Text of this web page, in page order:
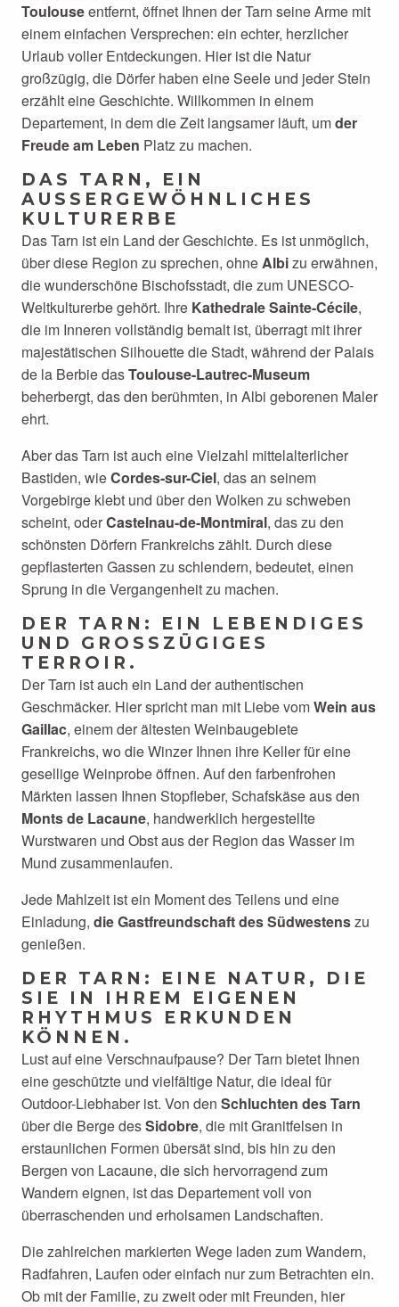
Toulouseentfernt, öffnet Ihnen der Tarn seine Arme mit
einem einfachen Versprechen: ein echter, herzlicher
Urlaub voller Entdeckungen. Hier ist die Natur
großzügig, die Dörfer haben eine Seele und jeder Stein
erzählt eine Geschichte. Willkommen in einem
Departement, in dem die Zeit langsamer läuft, umder
Freude am Leben Platz zu machen.
DAS TARN, EIN
AUSSERGEWÖHNLICHES K
ULTURERBE
Das Tarn ist ein Land der Geschichte. Es ist unmöglich,
über diese Region zu sprechen, ohneAlbizu erwähnen,
die wunderschöne Bischofsstadt, die zum UNESCO-
Weltkulturerbe gehört. Ihre Kathedrale Sainte-Cécile,
die im Inneren vollständig bemalt ist, überragt mit ihrer
majestätischen Silhouette die Stadt, während der Palais
de la Berbie dasToulouse-Lautrec-Museum
beherbergt, das den berühmten, in Albi geborenen Maler
ehrt.
Aber das Tarn ist auch eine Vielzahl mittelalterlicher
Bastiden, wieCordes-sur-Ciel, das an seinem
Vorgebirge klebt und über den Wolken zu schweben
scheint, oderCastelnau-de-Montmiral, das zu den
schönsten Dörfern Frankreichs zählt. Durch diese
gepflasterten Gassen zu schlendern, bedeutet, einen
Sprung in die Vergangenheit zu machen.
DER TARN: EIN LEBENDIGES
UND GROSSZÜGIGES T
ERROIR.
Der Tarn ist auch ein Land der authentischen
Geschmäcker. Hier spricht man mit Liebe vomWein aus
Gaillac, einem der ältesten Weinbaugebiete
Frankreichs, wo die Winzer Ihnen ihre Keller für eine
gesellige Weinprobe öffnen. Auf den farbenfrohen
Märkten lassen Ihnen Stopfleber, Schafskäse aus den
Monts de Lacaune, handwerklich hergestellte
Wurstwaren und Obst aus der Region das Wasser im
Mund zusammenlaufen.
Jede Mahlzeit ist ein Moment des Teilens und eine
Einladung, die Gastfreundschaft des Südwestenszu
genießen.
DER TARN: EINE NATUR, DIE
SIE IN IHREM EIGENEN
RHYTHMUS ERKUNDEN
KÖNNEN.
Lust auf eine Verschnaufpause? Der Tarn bietet Ihnen
eine geschützte und vielfältige Natur, die ideal für
Outdoor-Liebhaber ist. Von den Schluchten des Tarn
über die Berge desSidobre, die mit Granitfelsen in
erstaunlichen Formen übersät sind, bis hin zu den
Bergen von Lacaune, die sich hervorragend zum
Wandern eignen, ist das Departement voll von
überraschenden und erholsamen Landschaften.
Die zahlreichen markierten Wege laden zum Wandern,
Radfahren, Laufen oder einfach nur zum Betrachten ein.
Ob mit der Familie, zu zweit oder mit Freunden, hier